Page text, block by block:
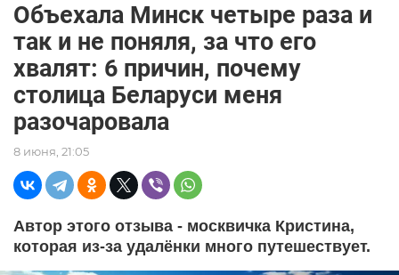
Объехала Минск четыре раза и
так и не поняля, за что его
хвалят: 6 причин, почему
столица Беларуси меня
разочаровала
8 июня, 21:05
Автор этого отзыва - москвичка Кристина,
которая из-за удалёнки много путешествует.